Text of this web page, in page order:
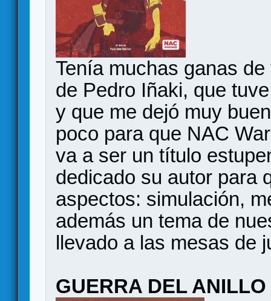
Tenía muchas ganas
de Pedro Iñaki, que
y que me dejó muy
poco para que NAC
va a ser un título
dedicado su autor para
aspectos: simulación,
además un tema de
llevado a las mesas de
GUERRA DEL ANILLO